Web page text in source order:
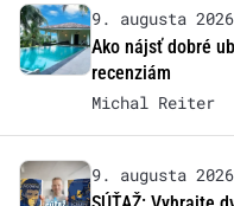
9. augusta 2026
Ako nájsť dobré
recenziám
Michal Reiter
9. augusta 2026